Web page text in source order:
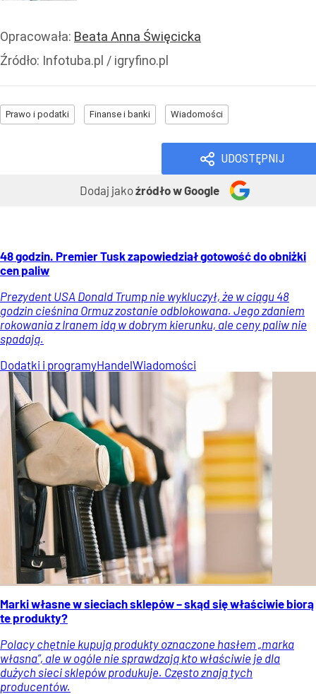
Opracowała: Beata Anna Święcicka
Źródło: Infotuba.pl / igryfino.pl
Prawo i podatki Finanse i banki Wiadomości
UDOSTĘPNIJ
Dodaj jakoźródło w Google
48 godzin. Premier Tusk zapowiedział gotowość do obniżki
cen paliw
Prezydent USA Donald Trump nie wykluczył, że w ciągu 48
godzin cieśnina Ormuz zostanie odblokowana. Jego zdaniem
rokowania z Iranem idą w dobrym kierunku, ale ceny paliw nie
spadają.
Dodatki i programyHandelWiadomości
Marki własne w sieciach sklepów – skąd się właściwie biorą
te produkty?
Polacy chętnie kupują produkty oznaczone hasłem „marka
własna”, ale w ogóle nie sprawdzają kto właściwie je dla
dużych sieci sklepów produkuje. Często znają tych
producentów.